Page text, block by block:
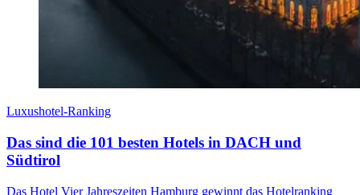
Luxushotel-Ranking
Das sind die 101 besten Hotels in DACH und
Südtirol
Das Hotel Vier Jahreszeiten Hamburg gewinnt das Hotelranking